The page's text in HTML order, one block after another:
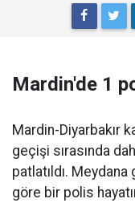
Mardin'de 1
Mardin-Diyarbakır
geçişi sırasında
patlatıldı.
göre bir polis